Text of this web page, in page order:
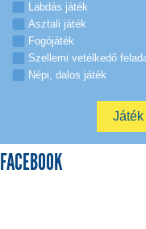
Labdás játék
Asztali játék
Fogójáték
Szellemi vetélkedő
Népi, dalos játék
FACEBOOK